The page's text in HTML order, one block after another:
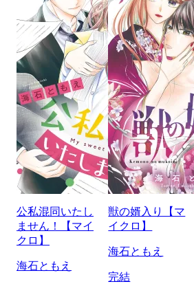
公私混同いたし
ません！【マイ
クロ】
海石ともえ
獣の婿入り【マ
イクロ】
海石ともえ
完結